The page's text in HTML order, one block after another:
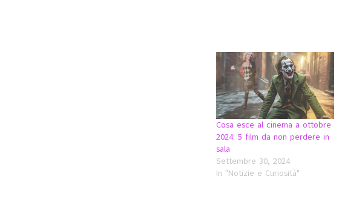
Cosa esce al cinema a ottobre
2024: 5 film da non perdere in
sala
Settembre 30, 2024
In "Notizie e Curiosità"